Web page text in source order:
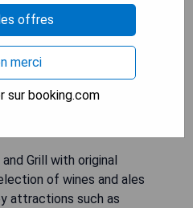
the countryside, yet
Stoke-on-Trent and
pool and WiFi
Grill with original
of wines and ales
attractions such as
offres
merci
sur booking.com